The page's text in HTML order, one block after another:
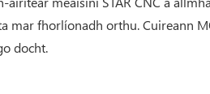
mar fhorlíonadh orthu. Cuireann
docht.